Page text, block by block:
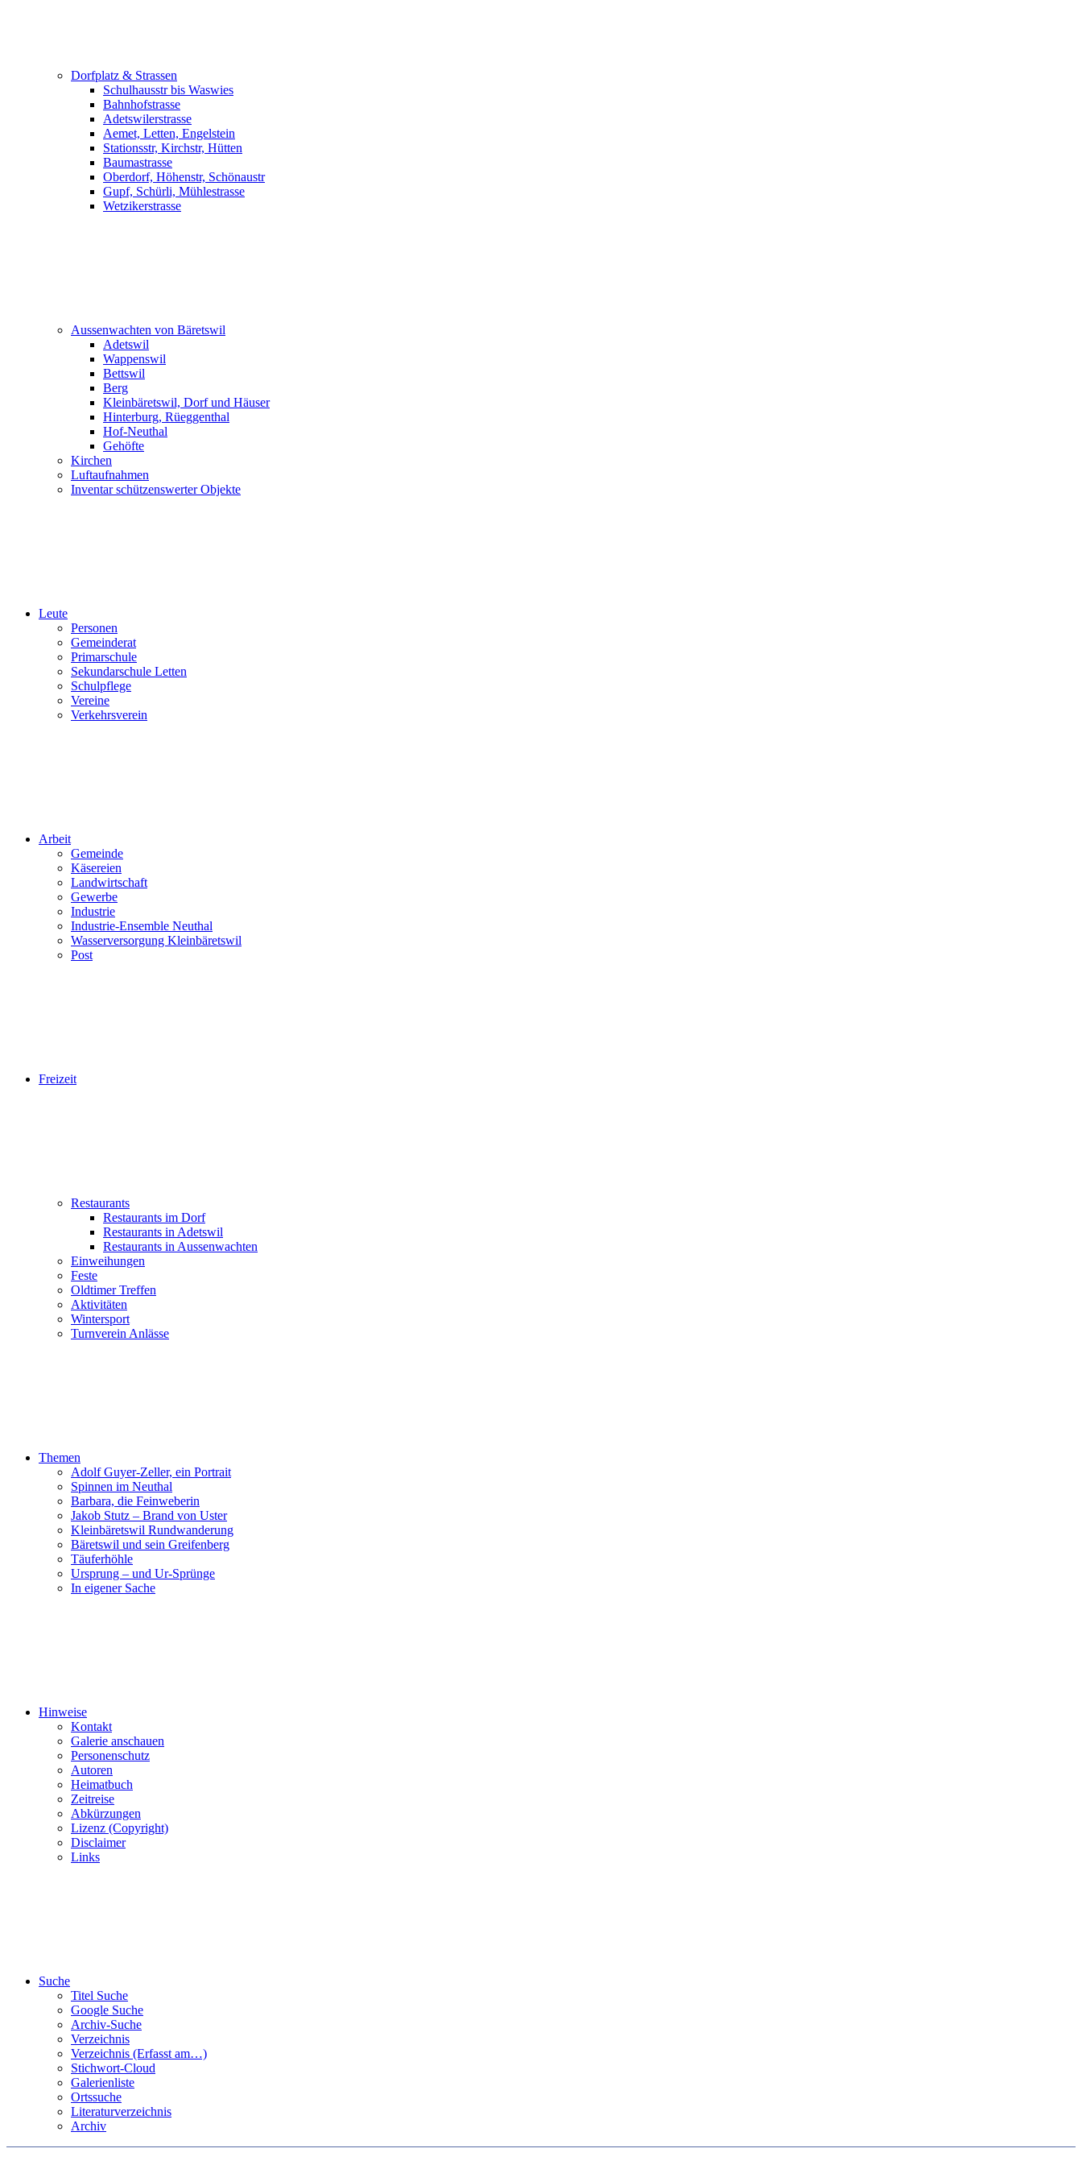
Dorfplatz & Strassen
Schulhausstr bis Waswies
Bahnhofstrasse
Adetswilerstrasse
Aemet, Letten, Engelstein
Stationsstr, Kirchstr, Hütten
Baumastrasse
Oberdorf, Höhenstr, Schönaustr
Gupf, Schürli, Mühlestrasse
Wetzikerstrasse
Aussenwachten von Bäretswil
Adetswil
Wappenswil
Bettswil
Berg
Kleinbäretswil, Dorf und Häuser
Hinterburg, Rüeggenthal
Hof-Neuthal
Gehöfte
Kirchen
Luftaufnahmen
Inventar schützenswerter Objekte
Leute
Personen
Gemeinderat
Primarschule
Sekundarschule Letten
Schulpflege
Vereine
Verkehrsverein
Arbeit
Gemeinde
Käsereien
Landwirtschaft
Gewerbe
Industrie
Industrie-Ensemble Neuthal
Wasserversorgung Kleinbäretswil
Post
Freizeit
Restaurants
Restaurants im Dorf
Restaurants in Adetswil
Restaurants in Aussenwachten
Einweihungen
Feste
Oldtimer Treffen
Aktivitäten
Wintersport
Turnverein Anlässe
Themen
Adolf Guyer-Zeller, ein Portrait
Spinnen im Neuthal
Barbara, die Feinweberin
Jakob Stutz – Brand von Uster
Kleinbäretswil Rundwanderung
Bäretswil und sein Greifenberg
Täuferhöhle
Ursprung – und Ur-Sprünge
In eigener Sache
Hinweise
Kontakt
Galerie anschauen
Personenschutz
Autoren
Heimatbuch
Zeitreise
Abkürzungen
Lizenz (Copyright)
Disclaimer
Links
Suche
Titel Suche
Google Suche
Archiv-Suche
Verzeichnis
Verzeichnis (Erfasst am…)
Stichwort-Cloud
Galerienliste
Ortssuche
Literaturverzeichnis
Archiv